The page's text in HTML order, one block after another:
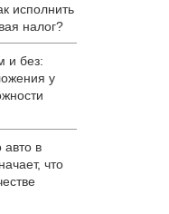
исполнить
налог?
и без:
у
авто в
что